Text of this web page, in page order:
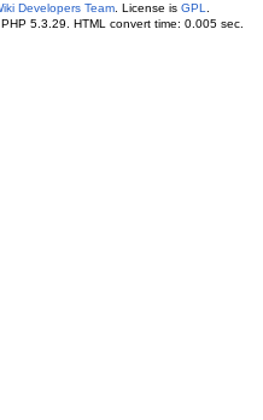
Developers Team. License is GPL
5.3.29. HTML convert time: 0.005 sec.